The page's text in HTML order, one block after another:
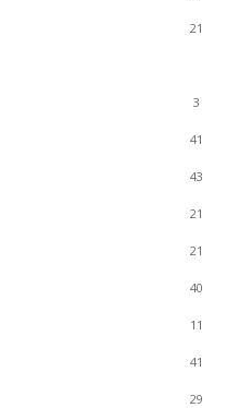
21
3
41
43
21
21
40
11
41
29